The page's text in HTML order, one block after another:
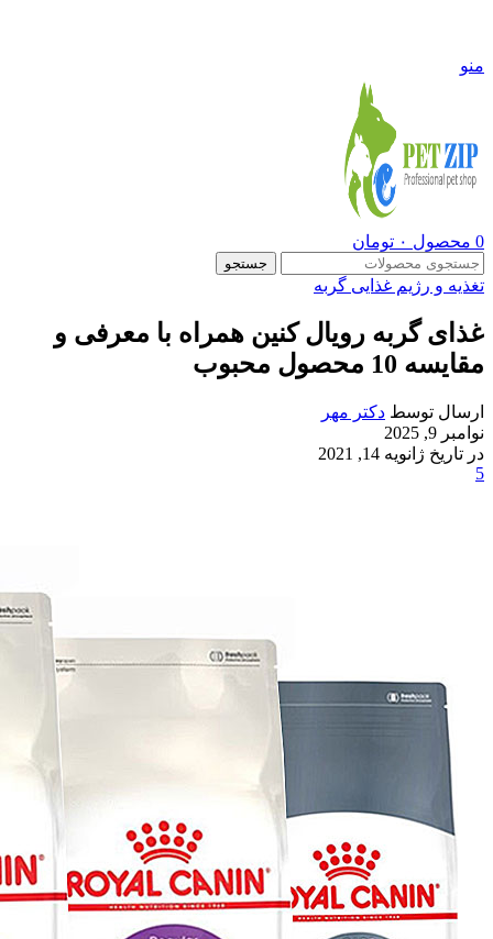
منو
0 محصول ۰ تومان
جستجو
تغذیه و رژیم غذایی گربه
غذای گربه رویال کنین همراه با معرفی و
مقایسه 10 محصول محبوب
ارسال توسط دکتر مهر
نوامبر 9, 2025
در تاریخ ژانویه 14, 2021
5